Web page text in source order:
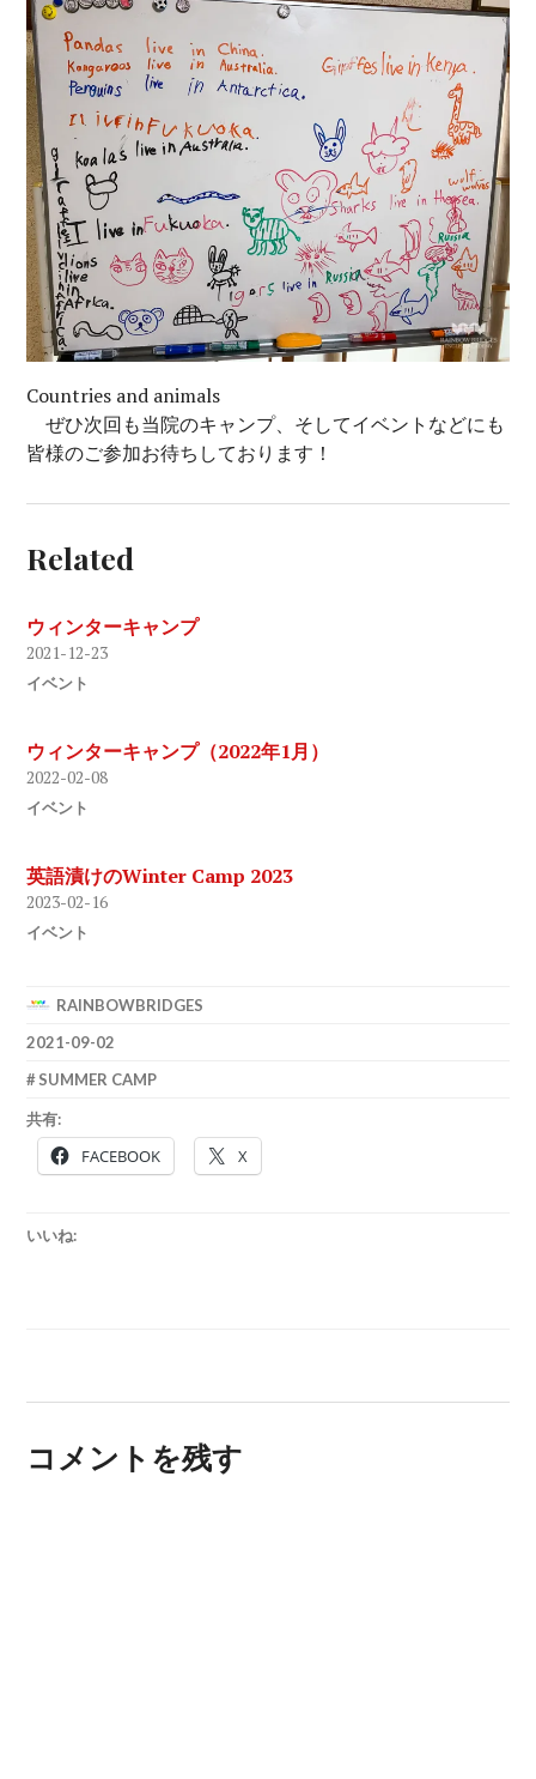
Countries and animals
ぜひ次回も当院のキャンプ、そしてイベントなどにも
皆様のご参加お待ちしております！
Related
ウィンターキャンプ
2021-12-23
イベント
ウィンターキャンプ（2022年1月）
2022-02-08
イベント
英語漬けのWinter Camp 2023
2023-02-16
イベント
RAINBOWBRIDGES
2021-09-02
SUMMER CAMP
共有:
FACEBOOK X
いいね:
コメントを残す